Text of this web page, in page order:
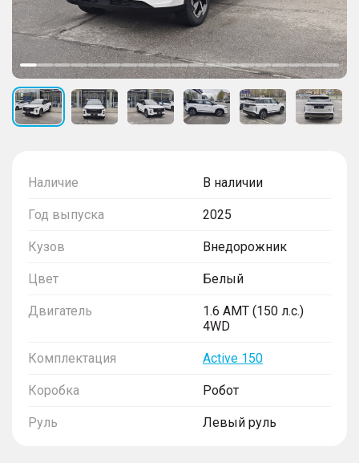
Наличие В наличии
Год выпуска 2025
Кузов Внедорожник
Цвет Белый
Двигатель
1.6 AMT (150 л.с.)
4WD
Комплектация Active 150
Коробка Робот
Руль Левый руль